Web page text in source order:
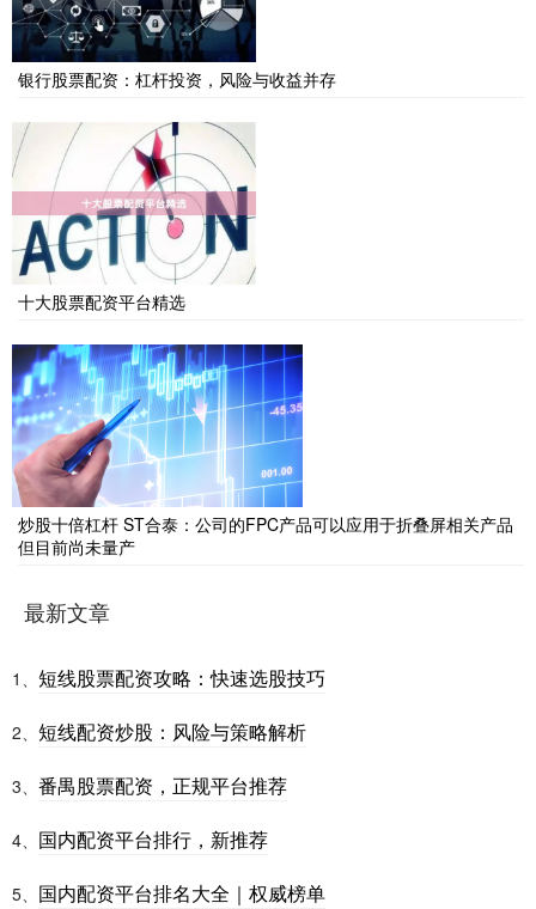
银行股票配资：杠杆投资，风险与收益并存
十大股票配资平台精选
炒股十倍杠杆 ST合泰：公司的FPC产品可以应用于折叠屏相关产品
但目前尚未量产
最新文章
1、 短线股票配资攻略：快速选股技巧
2、 短线配资炒股：风险与策略解析
3、 番禺股票配资，正规平台推荐
4、 国内配资平台排行，新推荐
5、 国内配资平台排名大全｜权威榜单